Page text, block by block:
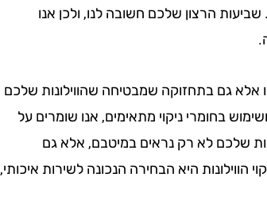
הרצון שלכם חשובה לנו, ולכן אנו
אלא גם בתחזוקה שמבטיחה שהווילונות שלכם
בחומרי ניקוי מתאימים, אנו שומרים על
שלכם לא רק נראים במיטבם, אלא גם
הווילונות היא הבחירה הנכונה לשירות איכותי,